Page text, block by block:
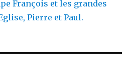
François et les grandes
Pierre et Paul.